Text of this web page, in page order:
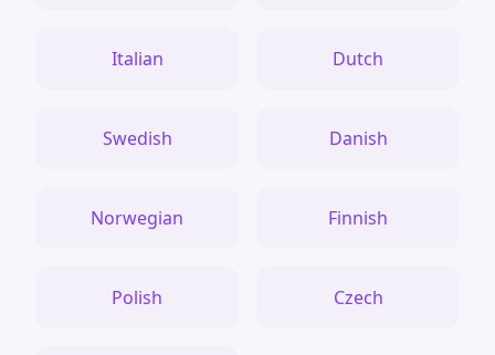
Italian Dutch
Swedish Danish
Norwegian Finnish
Polish Czech